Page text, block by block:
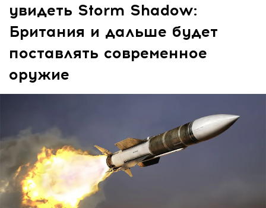
увидеть Storm Shadow:
Британия и дальше будет
поставлять современное
оружие